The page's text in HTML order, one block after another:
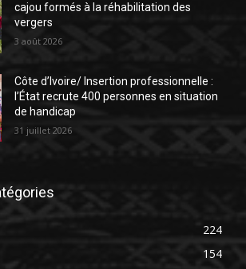
cajou formés à la réhabilitation des
vergers
3 août 2026
Côte d’Ivoire/ Insertion professionnelle :
l’État recrute 400 personnes en situation
de handicap
31 juillet 2026
224
154